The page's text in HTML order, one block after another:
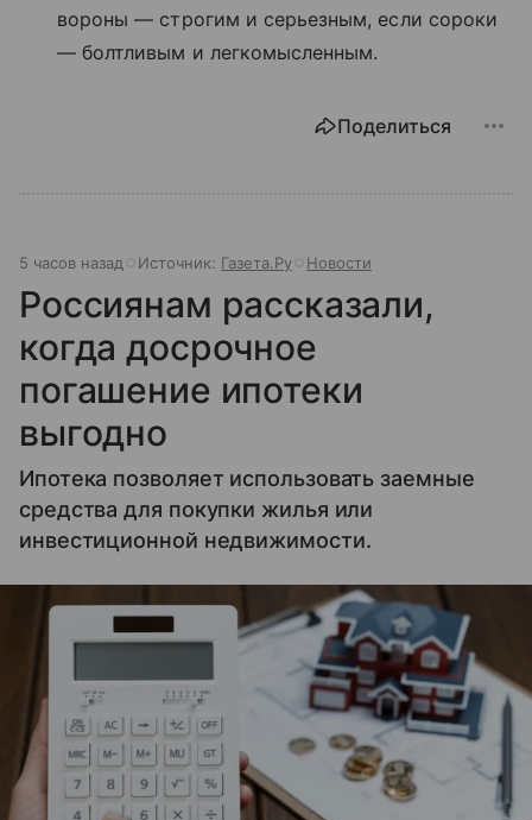
вороны — строгим и серьезным, если сороки
— болтливым и легкомысленным.
Поделиться
5 часов назад Источник: Газета.Ру Новости
Россиянам рассказали,
когда досрочное
погашение ипотеки
выгодно
Ипотека позволяет использовать заемные
средства для покупки жилья или
инвестиционной недвижимости.